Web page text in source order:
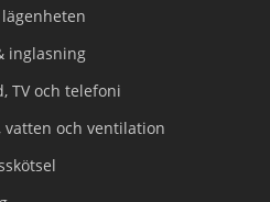
inglasning
TV och telefoni
vatten och ventilation